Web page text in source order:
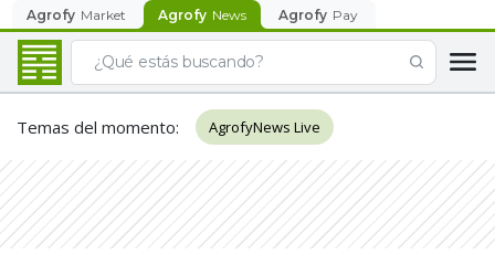
Agrofy Market Agrofy News Agrofy Pay
Temas del momento: AgrofyNews Live